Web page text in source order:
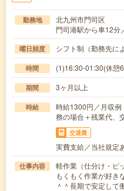
勤務地
北九州市門司区
門司港駅から車12分
曜日頻度 シフト制（勤務先に
時間 (1)16:30-01:30(休憩
期間 3ヶ月以上
時給
時給1300円／月収
務の場合＋残業代、
交通費
実費支給／当社規定
仕事内容
軽作業（仕分け・ピ
もくもく作業が好き
＾＾長期で安定し